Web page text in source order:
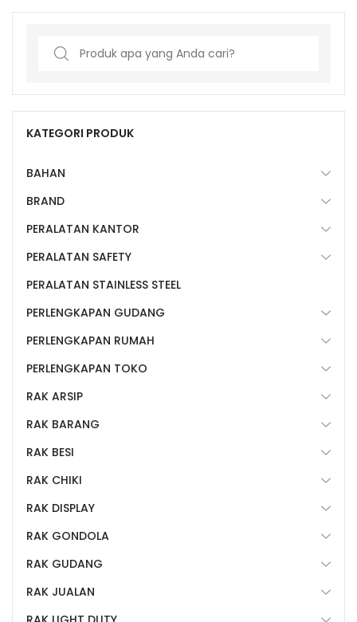
Search
KATEGORI PRODUK
BAHAN
BRAND
PERALATAN KANTOR
PERALATAN SAFETY
PERALATAN STAINLESS STEEL
PERLENGKAPAN GUDANG
PERLENGKAPAN RUMAH
PERLENGKAPAN TOKO
RAK ARSIP
RAK BARANG
RAK BESI
RAK CHIKI
RAK DISPLAY
RAK GONDOLA
RAK GUDANG
RAK JUALAN